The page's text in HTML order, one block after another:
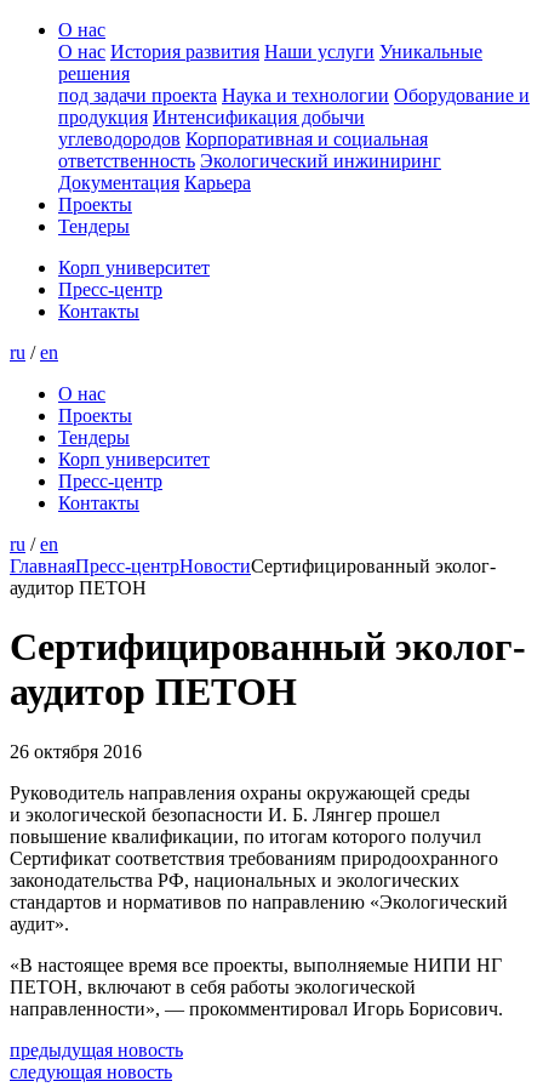
О нас
О нас История развития Наши услуги Уникальные
решения
под задачи проекта Наука и технологии Оборудование и
продукция Интенсификация добычи
углеводородов Корпоративная и социальная
ответственность Экологический инжиниринг
Документация Карьера
Проекты
Тендеры
Корп университет
Пресс-центр
Контакты
ru / en
О нас
Проекты
Тендеры
Корп университет
Пресс-центр
Контакты
ru / en
ГлавнаяПресс-центрНовостиСертифицированный эколог-
аудитор ПЕТОН
Сертифицированный эколог-
аудитор ПЕТОН
26 октября 2016
Руководитель направления охраны окружающей среды
и экологической безопасности И. Б. Лянгер прошел
повышение квалификации, по итогам которого получил
Сертификат соответствия требованиям природоохранного
законодательства РФ, национальных и экологических
стандартов и нормативов по направлению «Экологический
аудит».
«В настоящее время все проекты, выполняемые НИПИ НГ
ПЕТОН, включают в себя работы экологической
направленности», — прокомментировал Игорь Борисович.
предыдущая новость
следующая новость